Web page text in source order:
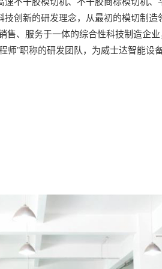
创新的研发理念，从最初的模切制造
售、服务于一体的综合性科技制造企
师”职称的研发团队，为威士达智能设